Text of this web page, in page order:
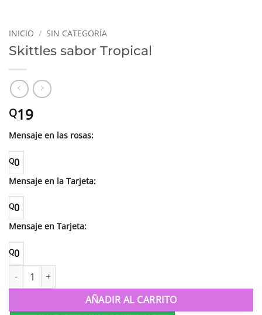
INICIO / SIN CATEGORÍA
Skittles sabor Tropical
Q19
Mensaje en las rosas:
Q0
Mensaje en la Tarjeta:
Q0
Mensaje en Tarjeta:
Q0
Skittles sabor Tropical cantidad
AÑADIR AL CARRITO